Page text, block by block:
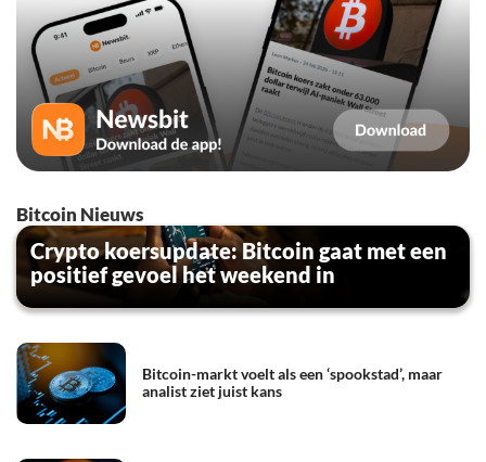
Bitcoin Nieuws
Crypto koersupdate: Bitcoin gaat met een
positief gevoel het weekend in
Bitcoin-markt voelt als een ‘spookstad’, maar
analist ziet juist kans